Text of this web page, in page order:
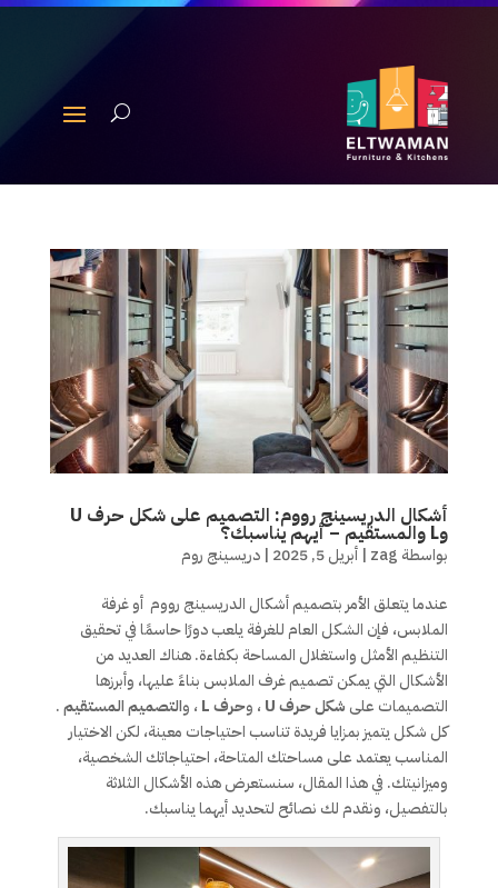
أشكال الدريسينج رووم: التصميم على شكل حرف U
وL والمستقيم – أيهم يناسبك؟
بواسطة zag
| أبريل 5, 2025 | دريسينج روم
عندما يتعلق الأمر بتصميم أشكال الدريسينج رووم أو غرفة
الملابس، فإن الشكل العام للغرفة يلعب دورًا حاسمًا في تحقيق
التنظيم الأمثل واستغلال المساحة بكفاءة. هناك العديد من
الأشكال التي يمكن تصميم غرف الملابس بناءً عليها، وأبرزها
التصميمات على شكل حرف U ، وحرف L ، والتصميم المستقيم.
كل شكل يتميز بمزايا فريدة تناسب احتياجات معينة، لكن الاختيار
المناسب يعتمد على مساحتك المتاحة، احتياجاتك الشخصية،
وميزانيتك. في هذا المقال، سنستعرض هذه الأشكال الثلاثة
بالتفصيل، ونقدم لك نصائح لتحديد أيهما يناسبك.